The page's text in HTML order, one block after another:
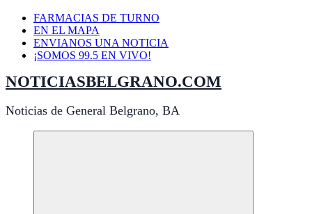
FARMACIAS DE TURNO
EN EL MAPA
ENVIANOS UNA NOTICIA
¡SOMOS 99.5 EN VIVO!
NOTICIASBELGRANO.COM
Noticias de General Belgrano, BA